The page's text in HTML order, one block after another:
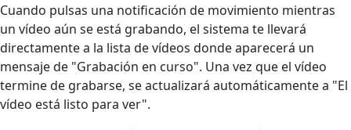
Cuando pulsas una notificación de movimiento mientras
un vídeo aún se está grabando, el sistema te llevará
directamente a la lista de vídeos donde aparecerá un
mensaje de "Grabación en curso". Una vez que el vídeo
termine de grabarse, se actualizará automáticamente a "El
vídeo está listo para ver".